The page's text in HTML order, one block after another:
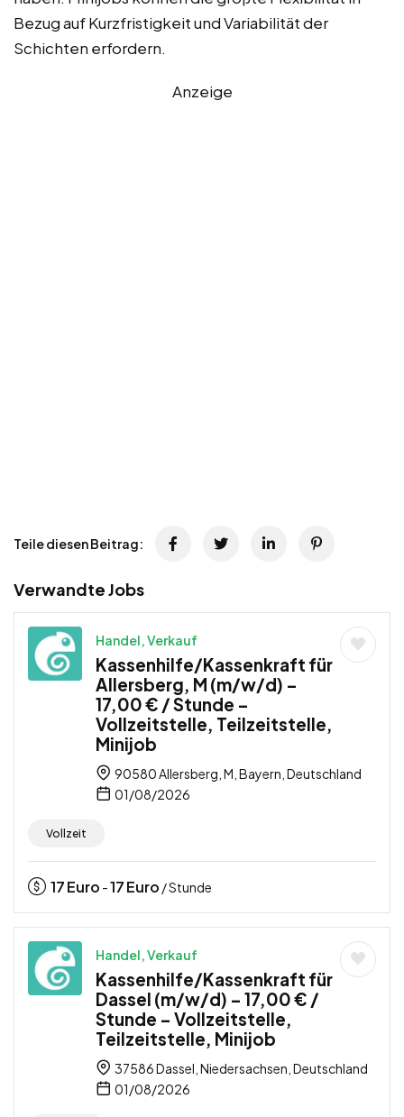
Bezug auf Kurzfristigkeit und Variabilität der
Schichten erfordern.
Anzeige
Teile diesen Beitrag:
Verwandte Jobs
Handel, Verkauf
Kassenhilfe/Kassenkraft für
Allersberg, M (m/w/d) –
17,00 € / Stunde –
Vollzeitstelle, Teilzeitstelle,
Minijob
90580 Allersberg, M, Bayern, Deutschland
01/08/2026
Vollzeit
17Euro -17Euro / Stunde
Handel, Verkauf
Kassenhilfe/Kassenkraft für
Dassel (m/w/d) – 17,00 € /
Stunde – Vollzeitstelle,
Teilzeitstelle, Minijob
37586 Dassel, Niedersachsen, Deutschland
01/08/2026